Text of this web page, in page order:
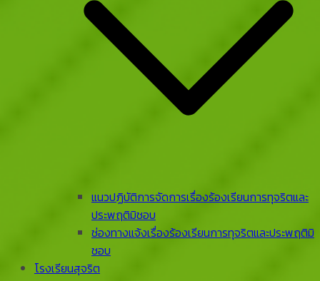
แนวปฏิบัติการจัดการเรื่องร้องเรียนการทุจริตและ
ประพฤติมิชอบ
ช่องทางแจ้งเรื่องร้องเรียนการทุจริตและประพฤติมิ
ชอบ
โรงเรียนสุจริต